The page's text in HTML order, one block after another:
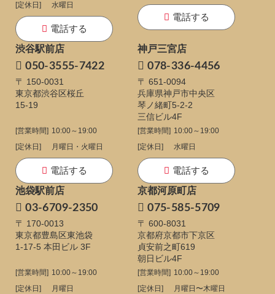
[定休日]
水曜日
電話する
電話する
渋谷駅前店
050-3555-7422
〒 150-0031
東京都渋谷区桜丘
15-19
[営業時間] 10:00～19:00
[定休日]
月曜日・火曜日
電話する
神戸三宮店
078-336-4456
〒 651-0094
兵庫県神戸市中央区
琴ノ緒町5-2-2
三信ビル4F
[営業時間] 10:00～19:00
[定休日]
水曜日
電話する
池袋駅前店
03-6709-2350
〒 170-0013
東京都豊島区東池袋
1-17-5 本田ビル 3F
[営業時間] 10:00～19:00
[定休日]
月曜日
京都河原町店
075-585-5709
〒 600-8031
京都府京都市下京区
貞安前之町619
朝日ビル4F
[営業時間] 10:00～19:00
[定休日]
月曜日〜木曜日